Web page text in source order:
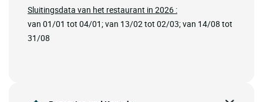
Sluitingsdata van het restaurant in 2026 :
van 01/01 tot 04/01; van 13/02 tot 02/03; van 14/08 tot
31/08